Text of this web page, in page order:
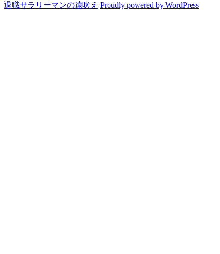
退職サラリーマンの遠吠え Proudly powered by WordPress